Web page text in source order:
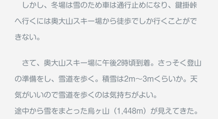
しかし、冬場は雪のため車は通行止めになり、鍵掛峠
へ行くには奥大山スキー場から徒歩でしか行くことがで
きない。
さて、奥大山スキー場に午後2時頃到着。さっそく登山
の準備をし、雪道を歩く。積雪は2m～3mくらいか。天
気がいいので雪道を歩くのは気持ちがよい。
途中から雪をまとった烏ヶ山（1,448m）が見えてきた。